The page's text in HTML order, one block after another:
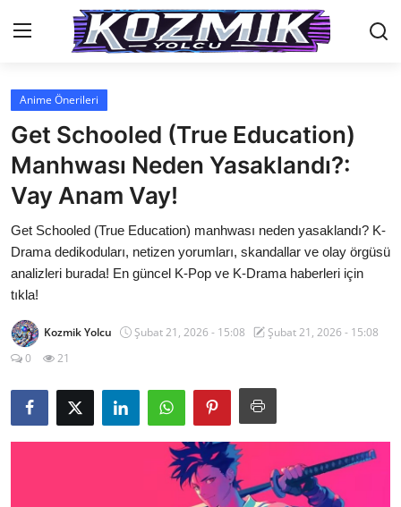
Anasayfa
İletişim
Genel
Anime Önerileri
Kore Dünyası
Anime
Dizi & Film
Testler
Anime Önerileri
Get Schooled (True Education)
Manhwası Neden Yasaklandı?:
Vay Anam Vay!
Get Schooled (True Education) manhwası neden yasaklandı? K-
Drama dedikoduları, netizen yorumları, skandallar ve olay örgüsü
analizleri burada! En güncel K-Pop ve K-Drama haberleri için
tıkla!
Kozmik Yolcu Şubat 21, 2026 - 15:08
Şubat 21, 2026 - 15:08
0
21